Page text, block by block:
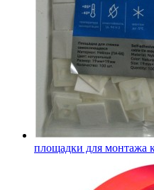
площадки для монтажа